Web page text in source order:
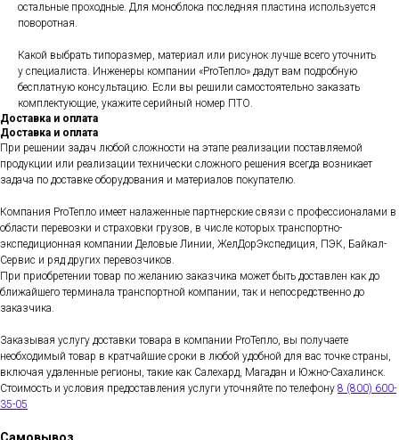
остальные проходные. Для моноблока последняя пластина используется
поворотная.
Какой выбрать типоразмер, материал или рисунок лучше всего уточнить
у специалиста. Инженеры компании «ProТепло» дадут вам подробную
бесплатную консультацию. Если вы решили самостоятельно заказать
комплектующие, укажите серийный номер ПТО.
Доставка и оплата
Доставка и оплата
При решении задач любой сложности на этапе реализации поставляемой
продукции или реализации технически сложного решения всегда возникает
задача по доставке оборудования и материалов покупателю.
Компания ProТепло имеет налаженные партнерские связи с профессионалами в
области перевозки и страховки грузов, в числе которых транспортно-
экспедиционная компании Деловые Линии, ЖелДорЭкспедиция, ПЭК, Байкал-
Сервис и ряд других перевозчиков.
При приобретении товар по желанию заказчика может быть доставлен как до
ближайшего терминала транспортной компании, так и непосредственно до
заказчика.
Заказывая услугу доставки товара в компании ProТепло, вы получаете
необходимый товар в кратчайшие сроки в любой удобной для вас точке страны,
включая удаленные регионы, такие как Салехард, Магадан и Южно-Сахалинск.
Стоимость и условия предоставления услуги уточняйте по телефону 8 (800) 600-
35-05